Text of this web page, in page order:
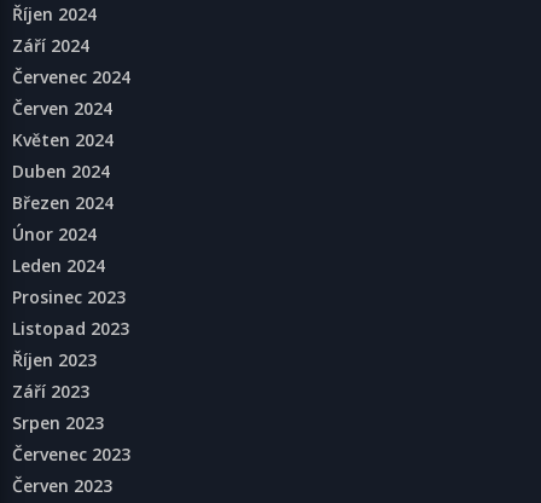
Říjen 2024
Září 2024
Červenec 2024
Červen 2024
Květen 2024
Duben 2024
Březen 2024
Únor 2024
Leden 2024
Prosinec 2023
Listopad 2023
Říjen 2023
Září 2023
Srpen 2023
Červenec 2023
Červen 2023